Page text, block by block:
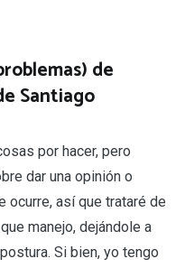
de
Santiago
por hacer, pero
dar una opinión o
ocurre, así que trataré de
manejo, dejándole a
Si bien, yo tengo